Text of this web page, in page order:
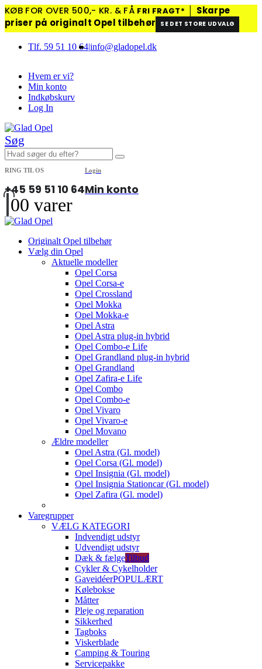
KØB FOR OVER 500,- KR. & FÅ FRI FRAGT*
Skarpe
priser på originalt Opel tilbehør
SE DET STORE UDVALG
Tlf. 59 51 10 64|info@gladopel.dk
Hvem er vi?
Min konto
Indkøbskurv
Log In
Søg
RING TIL OS
+45 59 51 10 64
Login
Min konto
00 varer
Originalt Opel tilbehør
Vælg din Opel
Aktuelle modeller
Opel Corsa
Opel Corsa-e
Opel Crossland
Opel Mokka
Opel Mokka-e
Opel Astra
Opel Astra plug-in hybrid
Opel Combo-e Life
Opel Grandland plug-in hybrid
Opel Grandland
Opel Zafira-e Life
Opel Combo
Opel Combo-e
Opel Vivaro
Opel Vivaro-e
Opel Movano
Ældre modeller
Opel Astra (Gl. model)
Opel Corsa (Gl. model)
Opel Insignia (Gl. model)
Opel Insignia Stationcar (Gl. model)
Opel Zafira (Gl. model)
Varegrupper
VÆLG KATEGORI
Indvendigt udstyr
Udvendigt udstyr
Dæk & fælgeTilbud
Cykler & Cykelholder
GaveidéerPOPULÆRT
Kølebokse
Måtter
Pleje og reparation
Sikkerhed
Tagboks
Viskerblade
Camping & Touring
Servicepakke